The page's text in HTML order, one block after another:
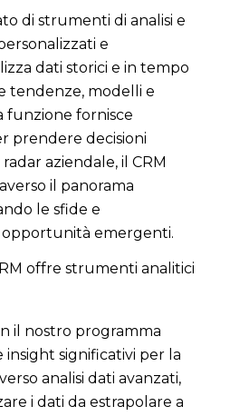
di strumenti di analisi e
e
dati storici e in tempo
tendenze, modelli e
funzione fornisce
prendere decisioni
aziendale, il CRM
il panorama
le sfide e
emergenti.
offre strumenti analitici
il nostro programma
insight significativi per la
analisi dati avanzati,
i dati da estrapolare a